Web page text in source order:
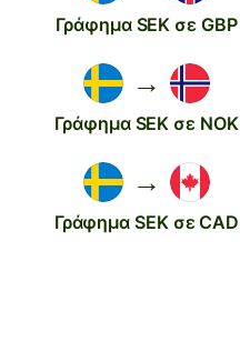
Γράφημα SEK σε GBP
→
Γράφημα SEK σε NOK
→
Γράφημα SEK σε CAD